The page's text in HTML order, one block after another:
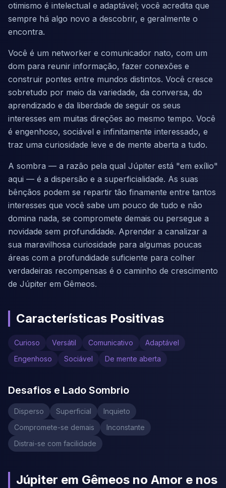
otimismo é intelectual e adaptável; você acredita que
sempre há algo novo a descobrir, e geralmente o
encontra.
Você é um networker e comunicador nato, com um
dom para reunir informação, fazer conexões e
construir pontes entre mundos distintos. Você cresce
sobretudo por meio da variedade, da conversa, do
aprendizado e da liberdade de seguir os seus
interesses em muitas direções ao mesmo tempo. Você
é engenhoso, sociável e infinitamente interessado, e
traz uma curiosidade leve e de mente aberta a tudo.
A sombra — a razão pela qual Júpiter está "em exílio"
aqui — é a dispersão e a superficialidade. As suas
bênçãos podem se repartir tão finamente entre tantos
interesses que você sabe um pouco de tudo e não
domina nada, se compromete demais ou persegue a
novidade sem profundidade. Aprender a canalizar a
sua maravilhosa curiosidade para algumas poucas
áreas com a profundidade suficiente para colher
verdadeiras recompensas é o caminho de crescimento
de Júpiter em Gêmeos.
Características Positivas
Curioso Versátil Comunicativo
Adaptável
Engenhoso
Sociável De mente aberta
Desafios e Lado Sombrio
Disperso Superficial
Inquieto
Compromete-se demais
Inconstante
Distrai-se com facilidade
Júpiter em Gêmeos no Amor e nos